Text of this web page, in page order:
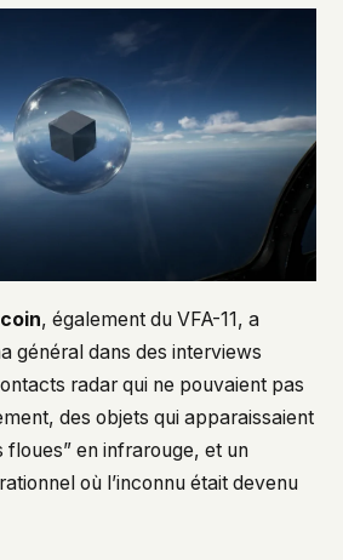
, également du VFA-11, a
général dans des interviews
radar qui ne pouvaient pas
des objets qui apparaissaient
floues” en infrarouge, et un
où l’inconnu était devenu